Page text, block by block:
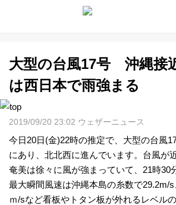
天
報
ラ
大型の台風17号 沖縄接
は西日本で雨強まる
2019/09/20 23:02 ウェザーニュース
今日20日(金)22時の推定で、大型の台風
にあり、北北西に進んでいます。台風が
奄美は徐々に風が強まっていて、21時30
最大瞬間風速は沖縄本島の糸数で29.2m/
ｍ/sなど看板やトタン板が外れるレベル